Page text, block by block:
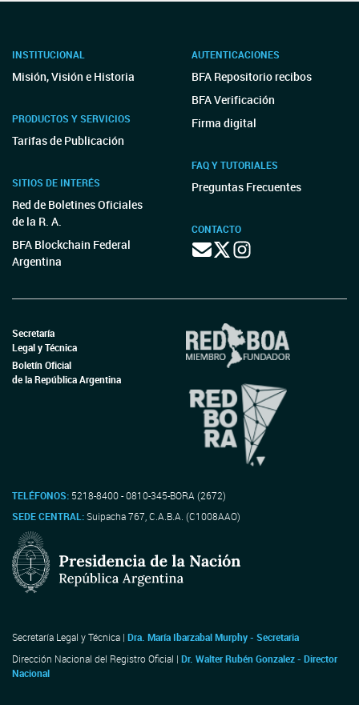
INSTITUCIONAL
Misión, Visión e Historia
PRODUCTOS Y SERVICIOS
Tarifas de Publicación
SITIOS DE INTERÉS
Red de Boletines Oficiales
de la R. A.
BFA Blockchain Federal
Argentina
AUTENTICACIONES
BFA Repositorio recibos
BFA Verificación
Firma digital
FAQ Y TUTORIALES
Preguntas Frecuentes
CONTACTO
Secretaría
Legal y Técnica
Boletín Oficial
de la República Argentina
TELÉFONOS: 5218-8400 - 0810-345-BORA (2672)
SEDE CENTRAL:Suipacha 767, C.A.B.A. (C1008AAO)
Secretaría Legal y Técnica | Dra. María Ibarzabal Murphy - Secretaria
Dirección Nacional del Registro Oficial | Dr. Walter Rubén Gonzalez - Director
Nacional